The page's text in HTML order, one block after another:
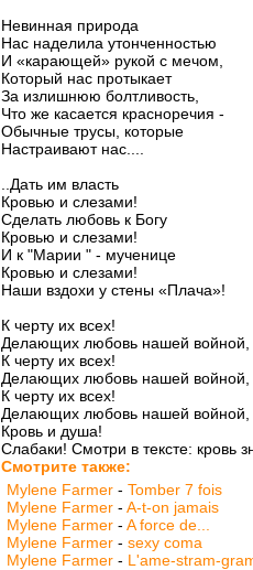
Невинная природа
Нас наделила утонченностью
И «карающей» рукой с мечом,
Который нас протыкает
За излишнюю болтливость,
Что же касается красноречия -
Обычные трусы, которые
Настраивают нас....
..Дать им власть
Кровью и слезами!
Сделать любовь к Богу
Кровью и слезами!
И к "Марии " - мученице
Кровью и слезами!
Наши вздохи у стены «Плача»!
К черту их всех!
Делающих любовь нашей войной,
К черту их всех!
Делающих любовь нашей войной,
К черту их всех!
Делающих любовь нашей войной,
Кровь и душа!
Слабаки! Смотри в тексте: кровь
Смотрите также:
Mylene Farmer - Tomber 7 fois
Mylene Farmer - A-t-on jamais
Mylene Farmer - A force de...
Mylene Farmer - sexy coma
Mylene Farmer - L'ame-stram-